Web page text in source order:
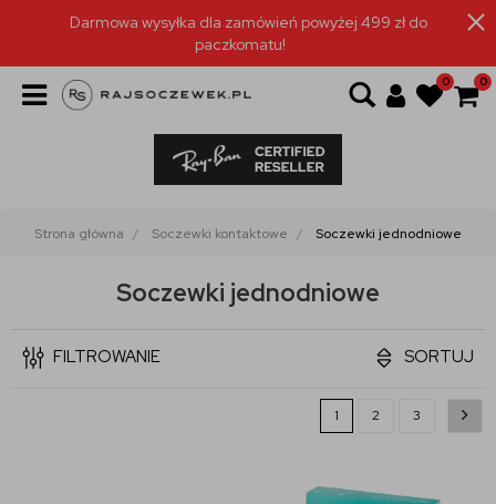
Darmowa wysyłka dla zamówień powyżej 499 zł do
paczkomatu!
0 0
Strona główna Soczewki kontaktowe Soczewki jednodniowe
Soczewki jednodniowe
FILTROWANIE SORTUJ
1 2 3